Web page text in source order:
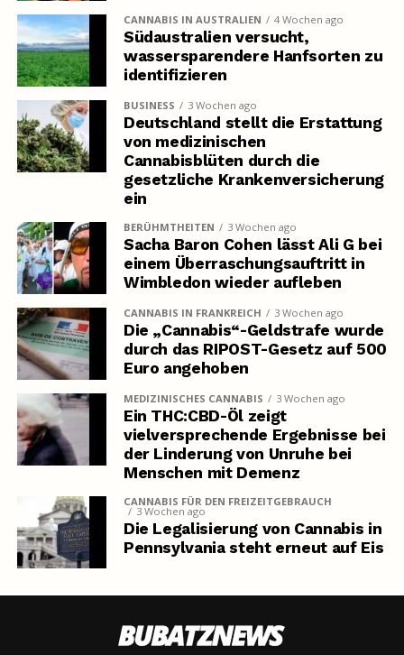
CANNABIS IN AUSTRALIEN 4 Wochen ago
Südaustralien versucht,
wassersparendere Hanfsorten zu
identifizieren
BUSINESS 3 Wochen ago
Deutschland stellt die Erstattung
von medizinischen
Cannabisblüten durch die
gesetzliche Krankenversicherung
ein
BERÜHMTHEITEN 3 Wochen ago
Sacha Baron Cohen lässt Ali G bei
einem Überraschungsauftritt in
Wimbledon wieder aufleben
CANNABIS IN FRANKREICH 3 Wochen ago
Die „Cannabis“-Geldstrafe wurde
durch das RIPOST-Gesetz auf 500
Euro angehoben
MEDIZINISCHES CANNABIS 3 Wochen ago
Ein THC:CBD-Öl zeigt
vielversprechende Ergebnisse bei
der Linderung von Unruhe bei
Menschen mit Demenz
CANNABIS FÜR DEN FREIZEITGEBRAUCH
3 Wochen ago
Die Legalisierung von Cannabis in
Pennsylvania steht erneut auf Eis